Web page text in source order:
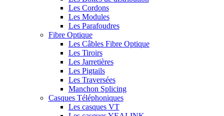
Les Cordons
Les Modules
Les Parafoudres
Fibre Optique
Les Câbles Fibre Optique
Les Tiroirs
Les Jarretières
Les Pigtails
Les Traversées
Manchon Splicing
Casques Téléphoniques
Les casques VT